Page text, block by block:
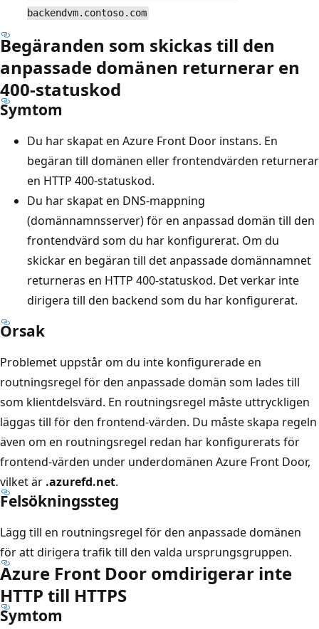
backendvm.contoso.com
Begäranden som skickas till den
anpassade domänen returnerar en
400-statuskod
Symtom
Du har skapat en Azure Front Door instans. En
begäran till domänen eller frontendvärden returnerar
en HTTP 400-statuskod.
Du har skapat en DNS-mappning
(domännamnsserver) för en anpassad domän till den
frontendvärd som du har konfigurerat. Om du
skickar en begäran till det anpassade domännamnet
returneras en HTTP 400-statuskod. Det verkar inte
dirigera till den backend som du har konfigurerat.
Orsak
Problemet uppstår om du inte konfigurerade en
routningsregel för den anpassade domän som lades till
som klientdelsvärd. En routningsregel måste uttryckligen
läggas till för den frontend-värden. Du måste skapa regeln
även om en routningsregel redan har konfigurerats för
frontend-värden under underdomänen Azure Front Door,
vilket är .azurefd.net.
Felsökningssteg
Lägg till en routningsregel för den anpassade domänen
för att dirigera trafik till den valda ursprungsgruppen.
Azure Front Door omdirigerar inte
HTTP till HTTPS
Symtom